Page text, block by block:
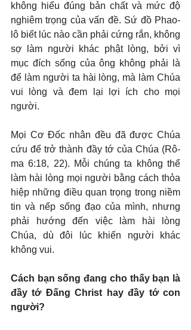
không hiểu đúng bản chất và mức độ
nghiêm trọng của vấn đề. Sứ đồ Phao-
lô biết lúc nào cần phải cứng rắn, không
sợ làm người khác phật lòng, bởi vì
mục đích sống của ông không phải là
để làm người ta hài lòng, mà làm Chúa
vui lòng và đem lại lợi ích cho mọi
người.
Mọi Cơ Đốc nhân đều đã được Chúa
cứu để trở thành đầy tớ của Chúa (Rô-
ma 6:18, 22). Mỗi chúng ta không thể
làm hài lòng mọi người bằng cách thỏa
hiệp những điều quan trọng trong niềm
tin và nếp sống đạo của mình, nhưng
phải hướng đến việc làm hài lòng
Chúa, dù đôi lúc khiến người khác
không vui.
Cách bạn sống đang cho thấy bạn là
đầy tớ Đấng Christ hay đầy tớ con
người?